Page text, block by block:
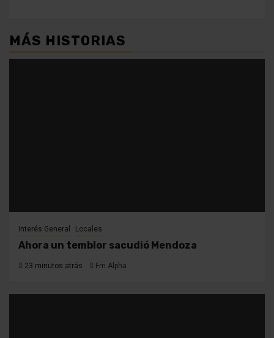
MÁS HISTORIAS
Interés General Locales
Ahora un temblor sacudió Mendoza
23 minutos atrás Fm Alpha